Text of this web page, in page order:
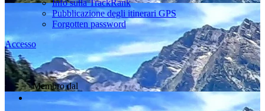
Info sulla TrackRank
Pubblicazione degli itinerari GPS
Forgotten password
Accesso
Membro dal